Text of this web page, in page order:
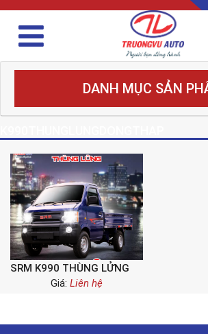
DANH MỤC SẢN
SRM K990 THÙNG LỬNG
Giá: Liên hệ